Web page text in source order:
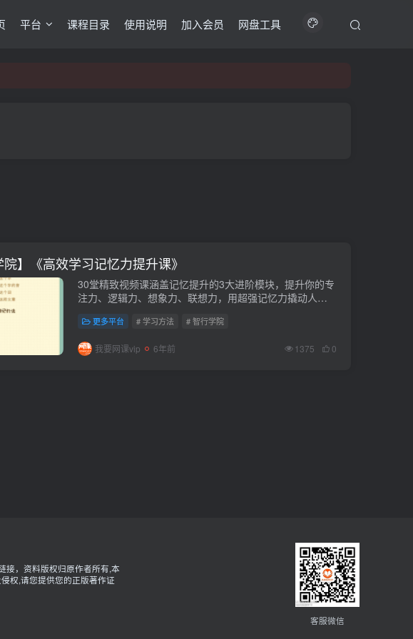
平台 课程目录 使用说明 加入会员 网盘工具
院】《高效学习记忆力提升课》
30堂精致视频课涵盖记忆提升的3大进阶模块，提升你的专
注力、逻辑力、想象力、联想力，用超强记忆力撬动人生
https://pan.baidu...
更多平台 # 学习方法 # 智行学院
我要网课vip 6年前 1375 0
接，资料版权归原作者所有,本
权,请您提供您的正版著作证
客服微信